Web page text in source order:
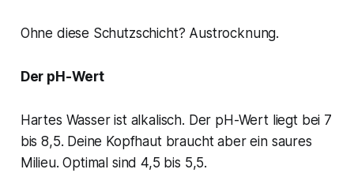
Ohne diese Schutzschicht? Austrocknung.
Der pH-Wert
Hartes Wasser ist alkalisch. Der pH-Wert liegt bei 7
bis 8,5. Deine Kopfhaut braucht aber ein saures
Milieu. Optimal sind 4,5 bis 5,5.